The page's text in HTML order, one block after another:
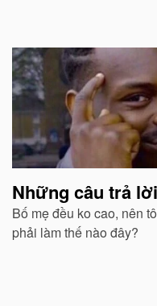
Những câu trả
Bố mẹ đều ko cao, nên
phải làm thế nào đây?